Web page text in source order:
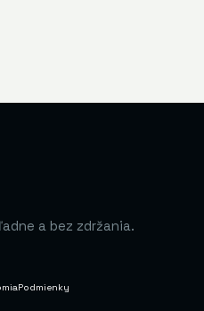
a bez zdržania.
Podmienky